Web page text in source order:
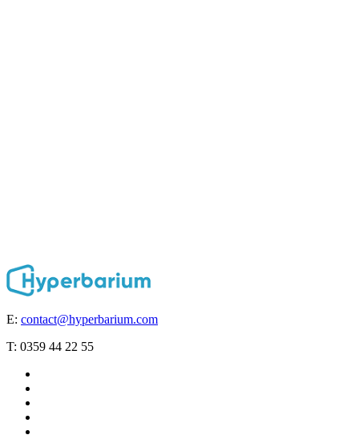
E: contact@hyperbarium.com
T: 0359 44 22 55